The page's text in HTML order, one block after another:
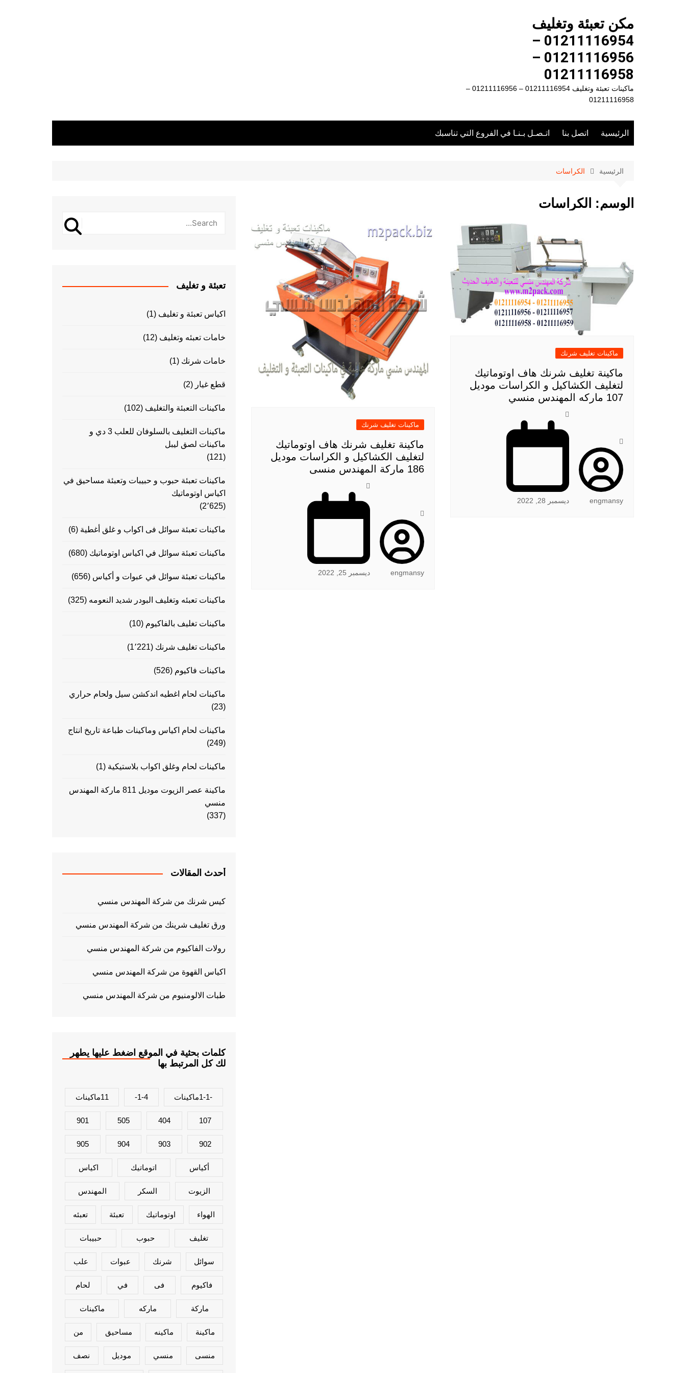
مكن تعبئة وتغليف
01211116954 –
01211116956 –
01211116958
ماكينات تعبئة وتغليف 01211116954 – 01211116956 –
01211116958
الرئيسية اتصل بنا اتـصـل بـنـا في الفروع التي تناسبك
الرئيسية الكراسات
الوسم: الكراسات
ماكينات تغليف شرنك
ماكينة تغليف شرنك هاف اوتوماتيك
لتغليف الكشاكيل و الكراسات موديل
107 ماركه المهندس منسي
engmansy ديسمبر 28, 2022
ماكينات تغليف شرنك
ماكينة تغليف شرنك هاف اوتوماتيك
لتغليف الكشاكيل و الكراسات موديل
186 ماركة المهندس منسى
engmansy ديسمبر 25, 2022
تعبئة و تغليف
اكياس تعبئة و تغليف (1)
خامات تعبئه وتغليف (12)
خامات شرنك (1)
قطع غيار (2)
ماكينات التعبئة والتغليف (102)
ماكينات التغليف بالسلوفان للعلب 3 دي و
ماكينات لصق ليبل
(121)
ماكينات تعبئة حبوب و حبيبات وتعبئة مساحيق في
اكياس اوتوماتيك
(2٬625)
ماكينات تعبئة سوائل فى اكواب و غلق أغطية (6)
ماكينات تعبئة سوائل في اكياس اوتوماتيك (680)
ماكينات تعبئة سوائل في عبوات و أكياس (656)
ماكينات تعبئه وتغليف البودر شديد النعومه (325)
ماكينات تغليف بالفاكيوم (10)
ماكينات تغليف شرنك (1٬221)
ماكينات فاكيوم (526)
ماكينات لحام اغطيه اندكشن سيل ولحام حراري
(23)
ماكينات لحام اكياس وماكينات طباعة تاريخ انتاج
(249)
ماكينات لحام وغلق اكواب بلاستيكية (1)
ماكينة عصر الزيوت موديل 811 ماركة المهندس
منسي
(337)
أحدث المقالات
كيس شرنك من شركة المهندس منسي
ورق تغليف شرينك من شركة المهندس منسي
رولات الفاكيوم من شركة المهندس منسي
اكياس القهوة من شركة المهندس منسي
طبات الالومنيوم من شركة المهندس منسي
كلمات بحثية في الموقع اضغط عليها يطهر
لك كل المرتبط بها
-1-1ماكينات 1-4- 11ماكينات
107
404
505
901
902
903
904
905
أكياس اتوماتيك اكياس
الزيوت السكر المهندس
الهواء اوتوماتيك تعبئة تعبئه
تغليف حبوب حبيبات
سوائل شرنك عبوات علب
فاكيوم فى في لحام
ماركة ماركه ماكينات
ماكينة ماكينه مساحيق من
منسى منسي موديل نصف